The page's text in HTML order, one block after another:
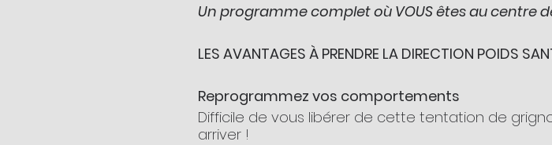
Un programme complet où VOUS êtes au centre
LES AVANTAGES À PRENDRE LA DIRECTION POIDS
Reprogrammez vos comportements
Difficile de vous libérer de cette tentation de
arriver !